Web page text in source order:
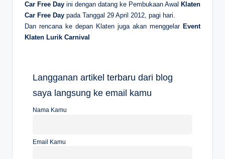
Car Free Day ini dengan datang ke Pembukaan Awal Klaten
Car Free Day pada Tanggal 29 April 2012, pagi hari.
Dan rencana ke depan Klaten juga akan menggelar Event
Klaten Lurik Carnival
Langganan artikel terbaru dari blog
saya langsung ke email kamu
Nama Kamu
Email Kamu